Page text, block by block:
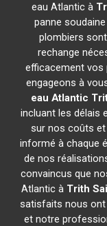
eau Atlantic à
panne
plombiers
rechange
efficacement vos
engageons à
eau Atlantic
incluant les délais
sur nos coûts
informé à chaque
de nos
convaincus que
Atlantic à Trith
satisfaits nous ont
et notre